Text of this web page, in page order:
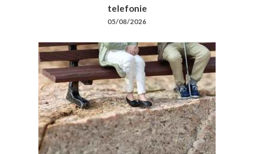
telefonie
05/08/2026